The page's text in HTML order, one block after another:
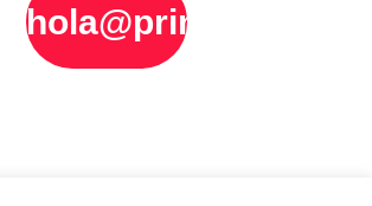
hola@printly.es